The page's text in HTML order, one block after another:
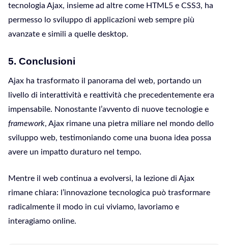
tecnologia Ajax, insieme ad altre come HTML5 e CSS3, ha
permesso lo sviluppo di applicazioni web sempre più
avanzate e simili a quelle desktop.
5. Conclusioni
Ajax ha trasformato il panorama del web, portando un
livello di interattività e reattività che precedentemente era
impensabile. Nonostante l’avvento di nuove tecnologie e
framework, Ajax rimane una pietra miliare nel mondo dello
sviluppo web, testimoniando come una buona idea possa
avere un impatto duraturo nel tempo.
Mentre il web continua a evolversi, la lezione di Ajax
rimane chiara: l’innovazione tecnologica può trasformare
radicalmente il modo in cui viviamo, lavoriamo e
interagiamo online.